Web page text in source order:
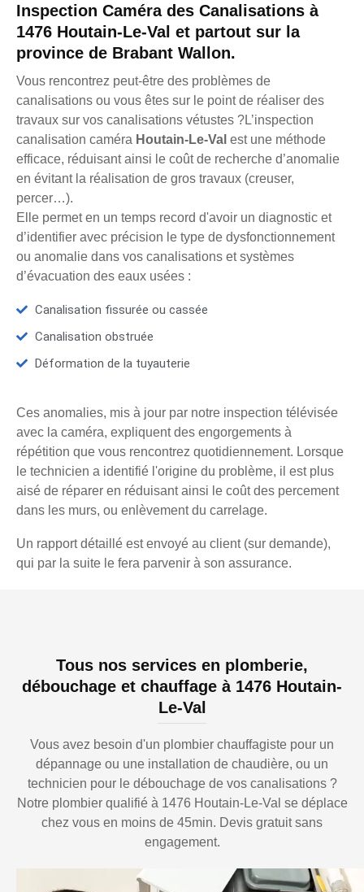
Inspection Caméra des Canalisations à
1476 Houtain-Le-Val et partout sur la
province de Brabant Wallon.
Vous rencontrez peut-être des problèmes de
canalisations ou vous êtes sur le point de réaliser des
travaux sur vos canalisations vétustes ?L’inspection
canalisation caméra Houtain-Le-Val est une méthode
efficace, réduisant ainsi le coût de recherche d’anomalie
en évitant la réalisation de gros travaux (creuser,
percer…).
Elle permet en un temps record d'avoir un diagnostic et
d’identifier avec précision le type de dysfonctionnement
ou anomalie dans vos canalisations et systèmes
d’évacuation des eaux usées :
Canalisation fissurée ou cassée
Canalisation obstruée
Déformation de la tuyauterie
Ces anomalies, mis à jour par notre inspection télévisée
avec la caméra, expliquent des engorgements à
répétition que vous rencontrez quotidiennement. Lorsque
le technicien a identifié l'origine du problème, il est plus
aisé de réparer en réduisant ainsi le coût des percement
dans les murs, ou enlèvement du carrelage.
Un rapport détaillé est envoyé au client (sur demande),
qui par la suite le fera parvenir à son assurance.
Tous nos services en plomberie,
débouchage et chauffage à 1476 Houtain-
Le-Val
Vous avez besoin d'un plombier chauffagiste pour un
dépannage ou une installation de chaudière, ou un
technicien pour le débouchage de vos canalisations ?
Notre plombier qualifié à 1476 Houtain-Le-Val se déplace
chez vous en moins de 45min. Devis gratuit sans
engagement.